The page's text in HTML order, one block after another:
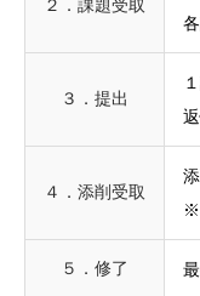
２．課題受取
３．提出
４．添削受取
※
５．修了